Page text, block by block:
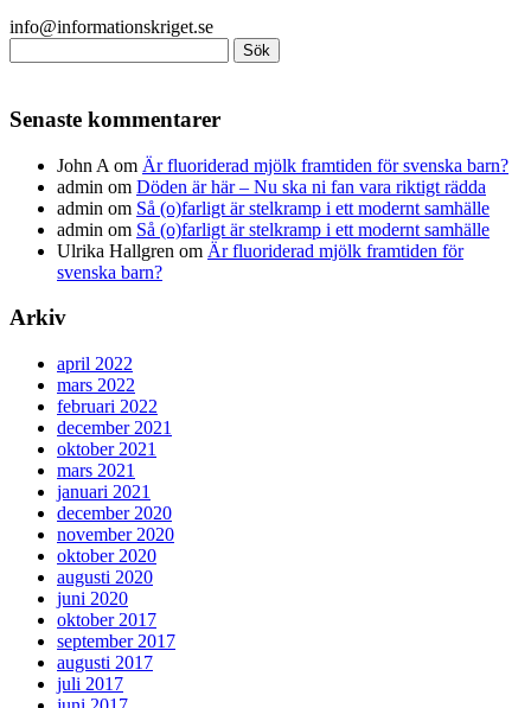
info@informationskriget.se
efter:
Senaste kommentarer
John A om Är fluoriderad mjölk framtiden för svenska barn?
admin om Döden är här – Nu ska ni fan vara riktigt rädda
admin om Så (o)farligt är stelkramp i ett modernt samhälle
admin om Så (o)farligt är stelkramp i ett modernt samhälle
Ulrika Hallgren om Är fluoriderad mjölk framtiden för
svenska barn?
Arkiv
april 2022
mars 2022
februari 2022
december 2021
oktober 2021
mars 2021
januari 2021
december 2020
november 2020
oktober 2020
augusti 2020
juni 2020
oktober 2017
september 2017
augusti 2017
juli 2017